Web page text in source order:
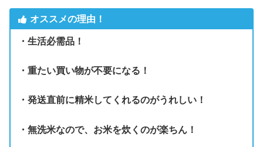
オススメの理由！
・生活必需品！
・重たい買い物が不要になる！
・発送直前に精米してくれるのがうれしい！
・無洗米なので、お米を炊くのが楽ちん！